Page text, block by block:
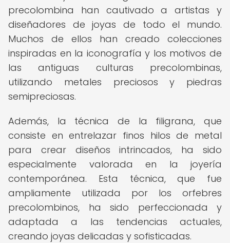
precolombina han cautivado a artistas y
diseñadores de joyas de todo el mundo.
Muchos de ellos han creado colecciones
inspiradas en la iconografía y los motivos de
las antiguas culturas precolombinas,
utilizando metales preciosos y piedras
semipreciosas.
Además, la técnica de la filigrana, que
consiste en entrelazar finos hilos de metal
para crear diseños intrincados, ha sido
especialmente valorada en la joyería
contemporánea. Esta técnica, que fue
ampliamente utilizada por los orfebres
precolombinos, ha sido perfeccionada y
adaptada a las tendencias actuales,
creando joyas delicadas y sofisticadas.